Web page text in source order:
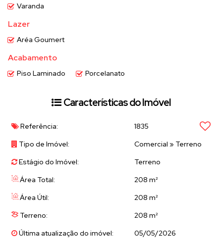
Varanda
Lazer
Aréa Goumert
Acabamento
Piso Laminado Porcelanato
Características do Imóvel
Referência:
1835
Tipo de Imóvel:
Comercial » Terreno
Estágio do Imóvel:
Terreno
Área Total:
208 m²
Área Útil:
208 m²
Terreno:
208 m²
Última atualização do imóvel:
05/05/2026